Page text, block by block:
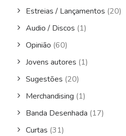
Estreias / Lançamentos (20)
Audio / Discos (1)
Opinião (60)
Jovens autores (1)
Sugestões (20)
Merchandising (1)
Banda Desenhada (17)
Curtas (31)